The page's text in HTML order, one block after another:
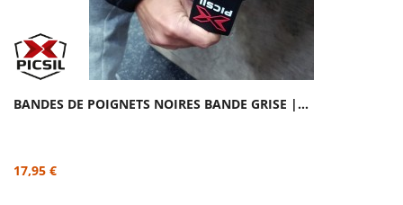
BANDES DE POIGNETS NOIRES BANDE GRISE |...
17,95 €